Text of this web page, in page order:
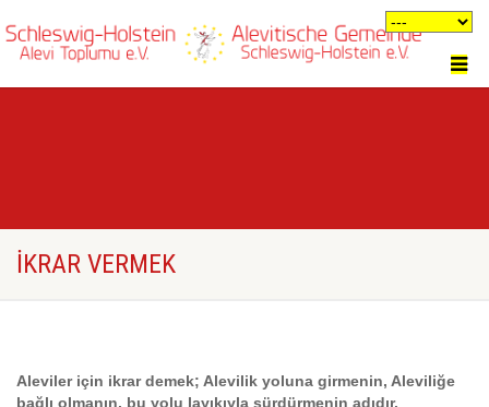
İKRAR VERMEK
Aleviler için ikrar demek; Alevilik yoluna girmenin, Aleviliğe
bağlı olmanın, bu yolu layıkıyla sürdürmenin adıdır.